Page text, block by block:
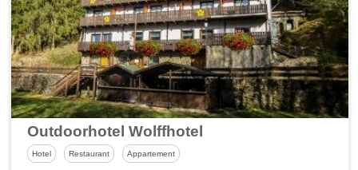
Outdoorhotel Wolffhotel
Hotel Restaurant Appartement